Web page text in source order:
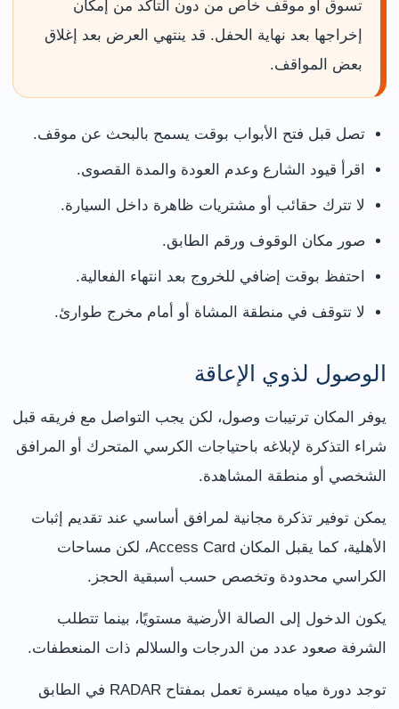
تسوق أو موقف خاص من دون التأكد من إمكان
إخراجها بعد نهاية الحفل. قد ينتهي العرض بعد إغلاق
بعض المواقف.
تصل قبل فتح الأبواب بوقت يسمح بالبحث عن موقف.
اقرأ قيود الشارع وعدم العودة والمدة القصوى.
لا تترك حقائب أو مشتريات ظاهرة داخل السيارة.
صور مكان الوقوف ورقم الطابق.
احتفظ بوقت إضافي للخروج بعد انتهاء الفعالية.
لا تتوقف في منطقة المشاة أو أمام مخرج طوارئ.
الوصول لذوي الإعاقة
يوفر المكان ترتيبات وصول، لكن يجب التواصل مع فريقه قبل
شراء التذكرة لإبلاغه باحتياجات الكرسي المتحرك أو المرافق
الشخصي أو منطقة المشاهدة.
يمكن توفير تذكرة مجانية لمرافق أساسي عند تقديم إثبات
الأهلية، كما يقبل المكان Access Card، لكن مساحات
الكراسي محدودة وتخصص حسب أسبقية الحجز.
يكون الدخول إلى الصالة الأرضية مستويًا، بينما تتطلب
الشرفة صعود عدد من الدرجات والسلالم ذات المنعطفات.
توجد دورة مياه ميسرة تعمل بمفتاح RADAR في الطابق